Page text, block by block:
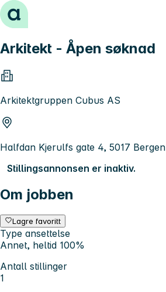
Hopp til innhold
Arkitekt - Åpen søknad
Arkitektgruppen Cubus AS
Halfdan Kjerulfs gate 4, 5017 Bergen
Stillingsannonsen er inaktiv.
Om jobben
Lagre favoritt
Type ansettelse
Annet, heltid 100%
Antall stillinger
1